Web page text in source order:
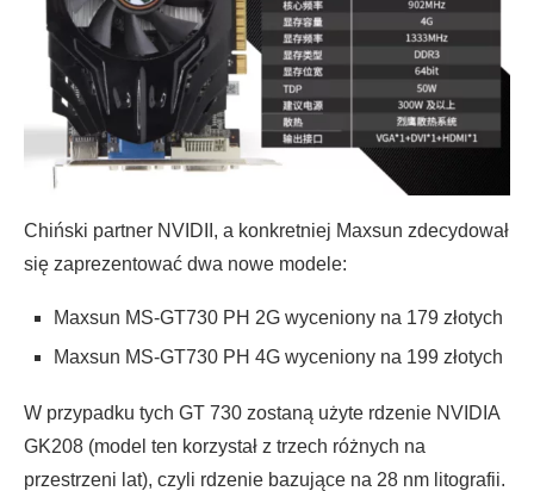
Chiński partner NVIDII, a konkretniej Maxsun zdecydował
się zaprezentować dwa nowe modele:
Maxsun MS-GT730 PH 2G wyceniony na 179 złotych
Maxsun MS-GT730 PH 4G wyceniony na 199 złotych
W przypadku tych GT 730 zostaną użyte rdzenie NVIDIA
GK208 (model ten korzystał z trzech różnych na
przestrzeni lat), czyli rdzenie bazujące na 28 nm litografii.